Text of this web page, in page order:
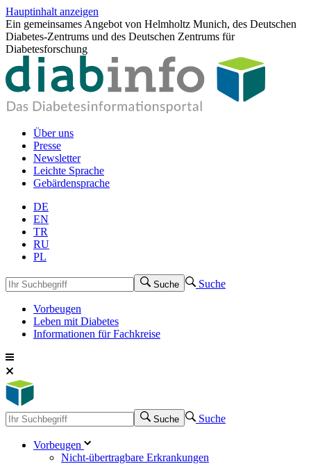
Hauptinhalt anzeigen
Ein gemeinsames Angebot von Helmholtz Munich, des Deutschen
Diabetes-Zentrums und des Deutschen Zentrums für
Diabetesforschung
Über uns
Presse
Newsletter
Leichte Sprache
Gebärdensprache
DE
EN
TR
RU
PL
Suche Suche
Vorbeugen
Leben mit Diabetes
Informationen für Fachkreise
Suche Suche
Vorbeugen
Nicht-übertragbare Erkrankungen